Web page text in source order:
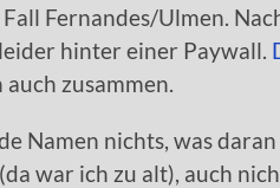
Fernandes/Ulmen.
leider hinter einer Paywall.
auch zusammen.
Namen nichts, was
war ich zu alt), auch